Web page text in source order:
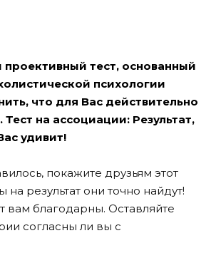
проективный тест, основанный
психологии
что для Вас действительно
на ассоциации: Результат,
удивит!
покажите друзьям этот
на результат они точно найдут!
вам благодарны. Оставляйте
согласны ли вы с